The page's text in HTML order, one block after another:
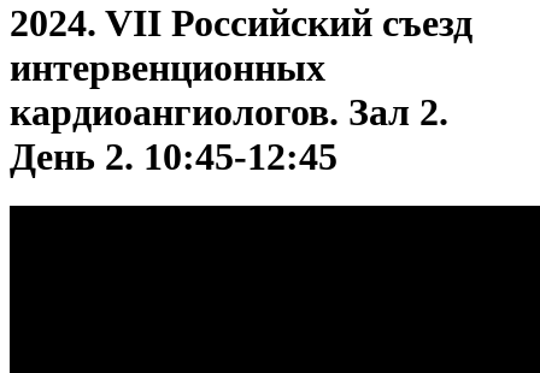
2024. VII Российский съезд
интервенционных
кардиоангиологов. Зал 2.
День 2. 10:45-12:45